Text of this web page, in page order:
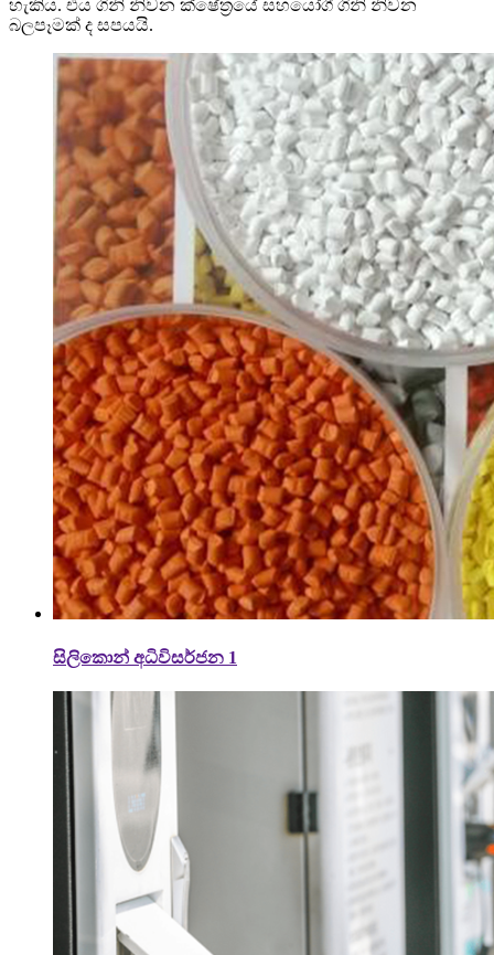
හැකිය. එය ගිනි නිවන ක්ෂේත්‍රයේ සහයෝගී ගිනි නිවන
බලපෑමක් ද සපයයි.
සිලිකොන් අධිවිසර්ජන 1